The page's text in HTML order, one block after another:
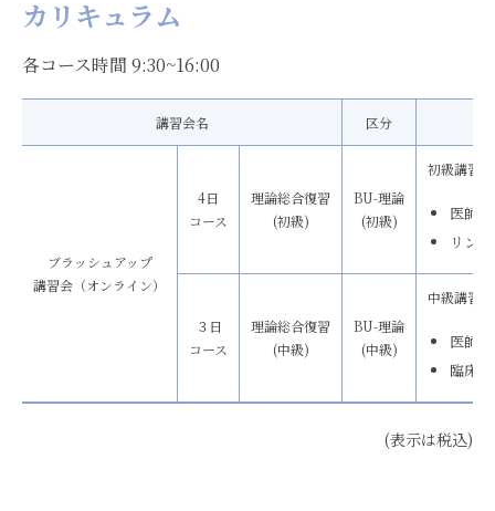
カリキュラム
各コース時間 9:30~16:00
講習会名 区分
ブラッシュアップ
講習会（オンライン）
4日
コース
理論総合復習
(初級)
BU-理論
(初級)
初級講習
医師
リン
３日
コース
理論総合復習
(中級)
BU-理論
(中級)
中級講習
医師
臨床
(表示は税込)